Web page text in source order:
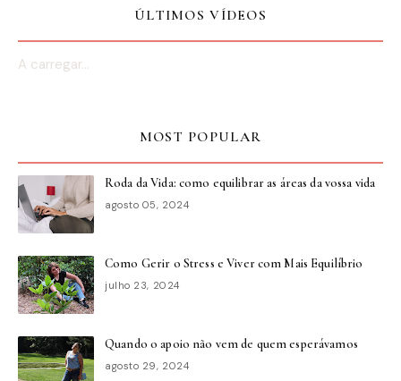
ÚLTIMOS VÍDEOS
A carregar...
MOST POPULAR
Roda da Vida: como equilibrar as áreas da vossa vida
agosto 05, 2024
Como Gerir o Stress e Viver com Mais Equilíbrio
julho 23, 2024
Quando o apoio não vem de quem esperávamos
agosto 29, 2024